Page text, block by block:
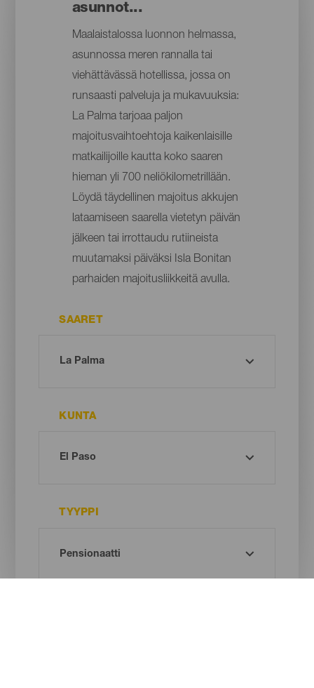
asunnot...
Maalaistalossa luonnon helmassa,
asunnossa meren rannalla tai
viehättävässä hotellissa, jossa on
runsaasti palveluja ja mukavuuksia:
La Palma tarjoaa paljon
majoitusvaihtoehtoja kaikenlaisille
matkailijoille kautta koko saaren
hieman yli 700 neliökilometrillään.
Löydä täydellinen majoitus akkujen
lataamiseen saarella vietetyn päivän
jälkeen tai irrottaudu rutiineista
muutamaksi päiväksi Isla Bonitan
parhaiden majoitusliikkeitä avulla.
SAARET
KUNTA
TYYPPI